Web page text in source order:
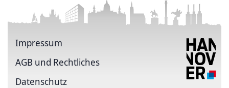
Impressum
AGB und Rechtliches
Datenschutz